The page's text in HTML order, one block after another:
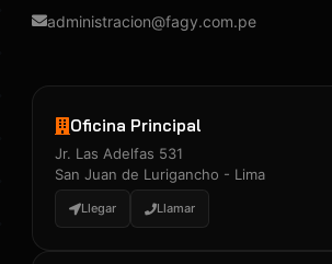
administracion@fagy.com.pe
Oficina Principal
Jr. Las Adelfas 531
San Juan de Lurigancho - Lima
Llegar Llamar